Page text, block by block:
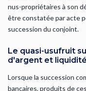
nus-propriétaires à son
être constatée par acte
succession du conjoint.
Le quasi-usufruit
d'argent et
Lorsque la succession
bancaires, produits de